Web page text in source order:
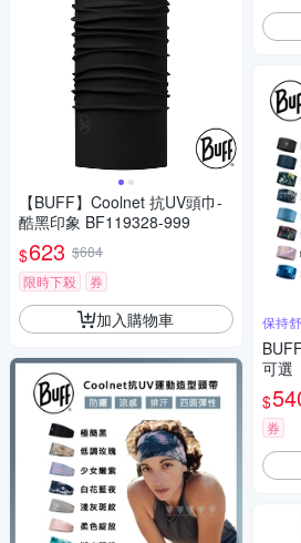
【BUFF】Coolnet 抗UV頭巾-
酷黑印象 BF119328-999
$623 $684
限時下殺
券
加入購物車 保持
可選
$
券